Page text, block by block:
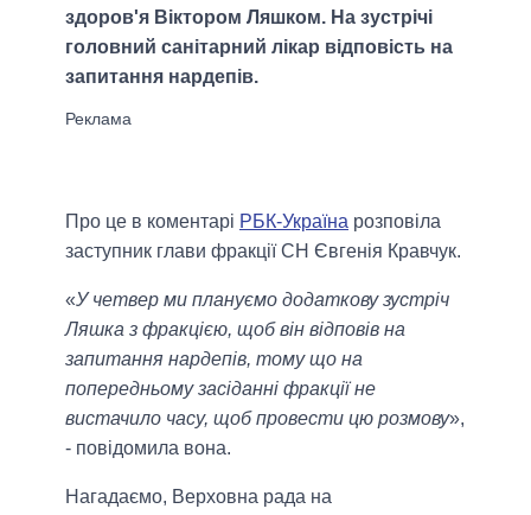
здоров'я Віктором Ляшком. На зустрічі
головний санітарний лікар відповість на
запитання нардепів.
Про це в коментарі РБК-Україна розповіла
заступник глави фракції СН Євгенія Кравчук.
«У четвер ми плануємо додаткову зустріч
Ляшка з фракцією, щоб він відповів на
запитання нардепів, тому що на
попередньому засіданні фракції не
вистачило часу, щоб провести цю розмову»,
- повідомила вона.
Нагадаємо, Верховна рада на